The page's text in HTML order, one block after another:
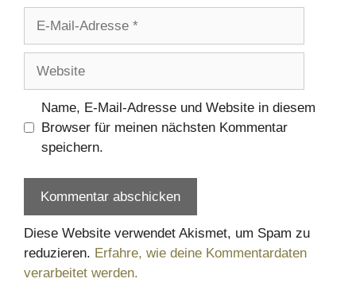
Adresse
Name, E-Mail-Adresse und Website in diesem
Browser für meinen nächsten Kommentar
speichern.
Diese Website verwendet Akismet, um Spam zu
reduzieren. Erfahre, wie deine Kommentardaten
verarbeitet werden.